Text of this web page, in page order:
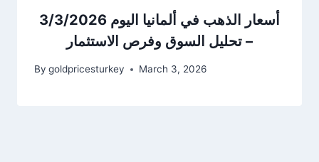
أسعار الذهب في ألمانيا اليوم 3/3/2026
– تحليل السوق وفرص الاستثمار
By goldpricesturkey March 3, 2026